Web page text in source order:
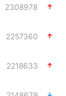
2308978
2257360
2218633